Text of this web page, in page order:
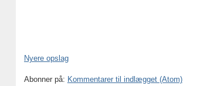
Nyere opslag
Abonner på: Kommentarer til indlægget (Atom)